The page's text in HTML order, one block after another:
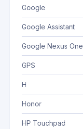
Google
Google Assistant
Google Nexus One
GPS
H
Honor
HP Touchpad